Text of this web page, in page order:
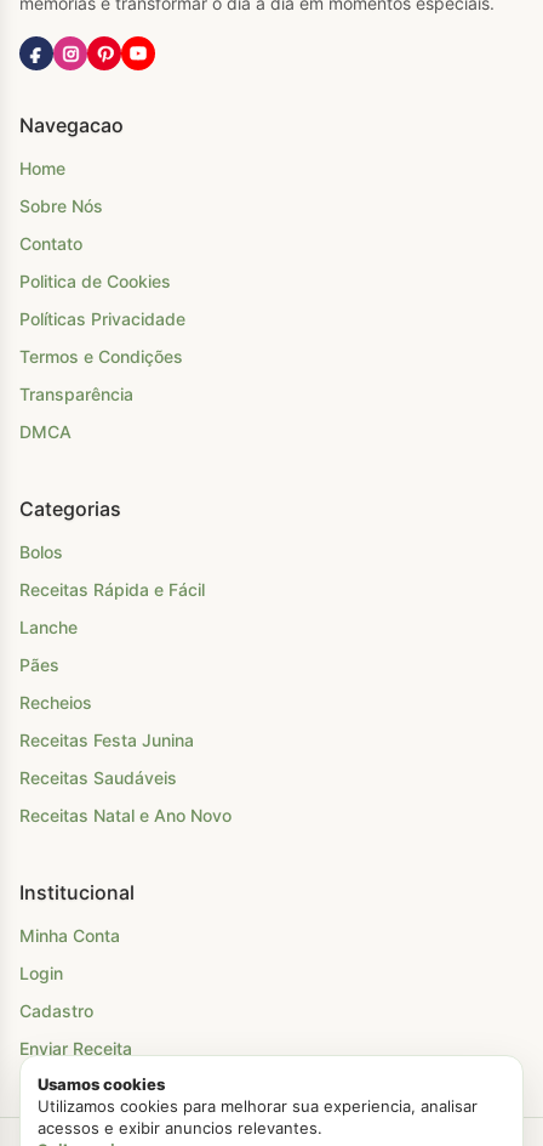
Navegacao
Home
Sobre Nós
Contato
Politica de Cookies
Políticas Privacidade
Termos e Condições
Transparência
DMCA
Categorias
Bolos
Receitas Rápida e Fácil
Lanche
Pães
Recheios
Receitas Festa Junina
Receitas Saudáveis
Receitas Natal e Ano Novo
Institucional
Minha Conta
Login
Cadastro
Enviar Receita
Usamos cookies
Utilizamos cookies para melhorar sua experiencia, analisar
acessos e exibir anuncios relevantes.